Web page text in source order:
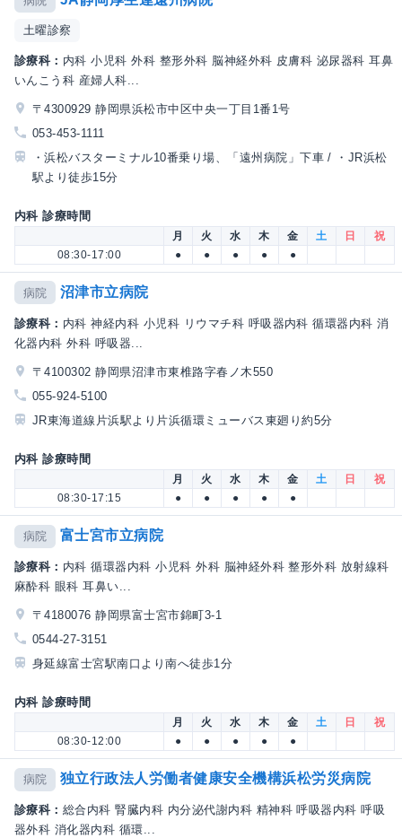
土曜診察
診療科： 内科 小児科 外科 整形外科 脳神経外科 皮膚科 泌尿器科 耳鼻
いんこう科 産婦人科...
〒4300929 静岡県浜松市中区中央一丁目1番1号
053-453-1111
・浜松バスターミナル10番乗り場、「遠州病院」下車 / ・JR浜松
駅より徒歩15分
内科 診療時間
月 火 水 木 金 土 日
祝
08:30-17:00
● ● ● ● ●
病院 沼津市立病院
診療科： 内科 神経内科 小児科 リウマチ科 呼吸器内科 循環器内科 消
化器内科 外科 呼吸器...
〒4100302 静岡県沼津市東椎路字春ノ木550
055-924-5100
JR東海道線片浜駅より片浜循環ミューバス東廻り約5分
内科 診療時間
月 火 水 木 金 土 日
祝
08:30-17:15
● ● ● ● ●
病院 富士宮市立病院
診療科： 内科 循環器内科 小児科 外科 脳神経外科 整形外科 放射線科
麻酔科 眼科 耳鼻い...
〒4180076 静岡県富士宮市錦町3-1
0544-27-3151
身延線富士宮駅南口より南へ徒歩1分
内科 診療時間
月 火 水 木 金 土 日
祝
08:30-12:00
● ● ● ● ●
病院 独立行政法人労働者健康安全機構浜松労災病院
診療科： 総合内科 腎臓内科 内分泌代謝内科 精神科 呼吸器内科 呼吸
器外科 消化器内科 循環...